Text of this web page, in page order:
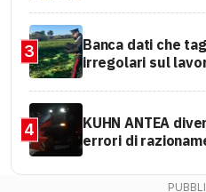
3
Banca dati che
irregolari sul
4
KUHN ANTEA
errori di